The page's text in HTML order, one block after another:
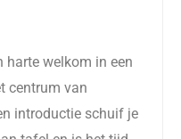
harte welkom in een
centrum van
introductie schuif je